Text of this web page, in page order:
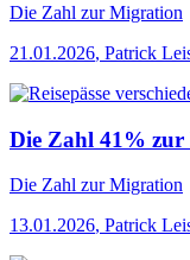
Die Zahl zur Migration
21.01.2026, Patrick
Die Zahl 41%
Die Zahl zur Migration
13.01.2026, Patrick